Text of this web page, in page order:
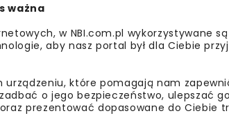
ważna
w NBI.com.pl wykorzystywane
aby nasz portal był dla Ciebie
urządzeniu, które pomagają nam
o jego bezpieczeństwo, ulepszać
prezentować dopasowane do Ciebie